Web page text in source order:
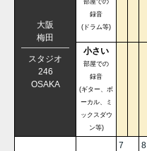
大阪
梅田
スタジオ
246
OSAKA
録音
(ドラム等)
小さい
部屋での
録音
(ギター、ボ
ーカル、ミ
ックスダウ
ン等)
7 8